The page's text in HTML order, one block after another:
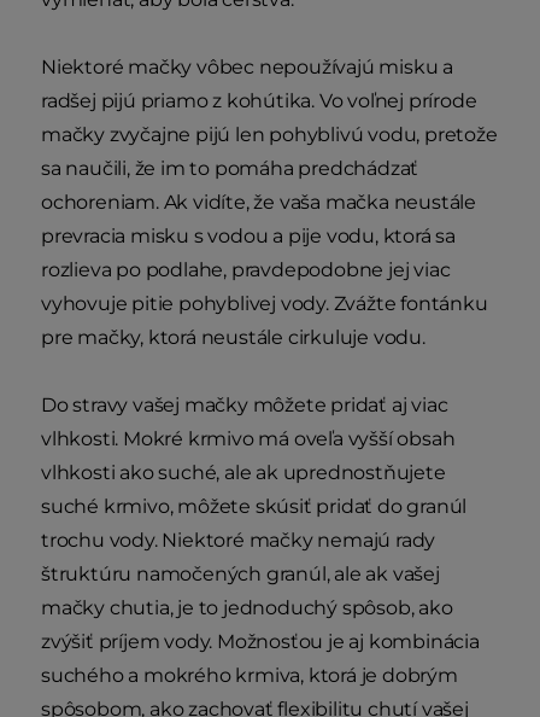
Niektoré mačky vôbec nepoužívajú misku a
radšej pijú priamo z kohútika. Vo voľnej prírode
mačky zvyčajne pijú len pohyblivú vodu, pretože
sa naučili, že im to pomáha predchádzať
ochoreniam. Ak vidíte, že vaša mačka neustále
prevracia misku s vodou a pije vodu, ktorá sa
rozlieva po podlahe, pravdepodobne jej viac
vyhovuje pitie pohyblivej vody. Zvážte fontánku
pre mačky, ktorá neustále cirkuluje vodu.
Do stravy vašej mačky môžete pridať aj viac
vlhkosti. Mokré krmivo má oveľa vyšší obsah
vlhkosti ako suché, ale ak uprednostňujete
suché krmivo, môžete skúsiť pridať do granúl
trochu vody. Niektoré mačky nemajú rady
štruktúru namočených granúl, ale ak vašej
mačky chutia, je to jednoduchý spôsob, ako
zvýšiť príjem vody. Možnosťou je aj kombinácia
suchého a mokrého krmiva, ktorá je dobrým
spôsobom, ako zachovať flexibilitu chutí vašej